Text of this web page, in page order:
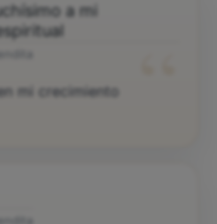
a mi
mi crecimiento